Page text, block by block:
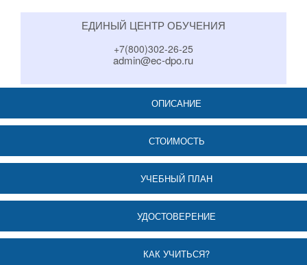
ЕДИНЫЙ ЦЕНТР ОБУЧЕНИЯ
+7(800)302-26-25
admin@ec-dpo.ru
ОПИСАНИЕ
СТОИМОСТЬ
УЧЕБНЫЙ ПЛАН
УДОСТОВЕРЕНИЕ
КАК УЧИТЬСЯ?